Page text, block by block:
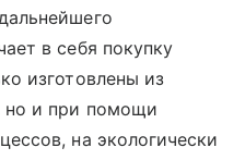
в себя покупку
изготовлены из
но и при помощи
на экологически